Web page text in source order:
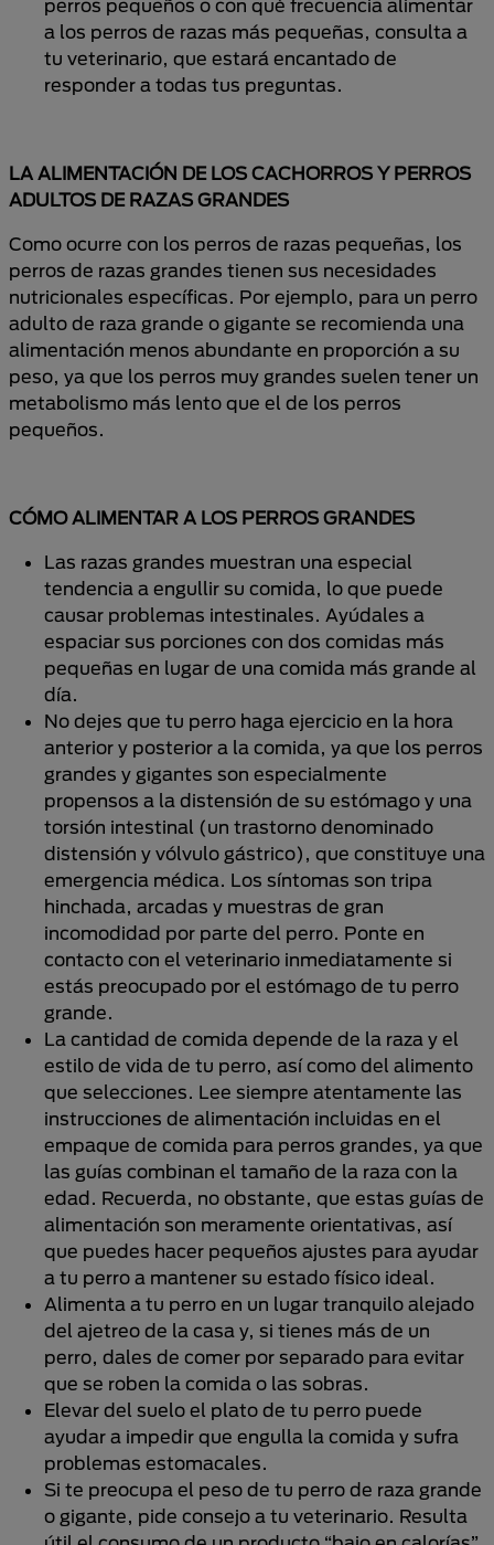
perros pequeños o con qué frecuencia alimentar
a los perros de razas más pequeñas, consulta a
tu veterinario, que estará encantado de
responder a todas tus preguntas.
LA ALIMENTACIÓN DE LOS CACHORROS Y PERROS
ADULTOS DE RAZAS GRANDES
Como ocurre con los perros de razas pequeñas, los
perros de razas grandes tienen sus necesidades
nutricionales específicas. Por ejemplo, para un perro
adulto de raza grande o gigante se recomienda una
alimentación menos abundante en proporción a su
peso, ya que los perros muy grandes suelen tener un
metabolismo más lento que el de los perros
pequeños.
CÓMO ALIMENTAR A LOS PERROS GRANDES
Las razas grandes muestran una especial
tendencia a engullir su comida, lo que puede
causar problemas intestinales. Ayúdales a
espaciar sus porciones con dos comidas más
pequeñas en lugar de una comida más grande al
día.
No dejes que tu perro haga ejercicio en la hora
anterior y posterior a la comida, ya que los perros
grandes y gigantes son especialmente
propensos a la distensión de su estómago y una
torsión intestinal (un trastorno denominado
distensión y vólvulo gástrico), que constituye una
emergencia médica. Los síntomas son tripa
hinchada, arcadas y muestras de gran
incomodidad por parte del perro. Ponte en
contacto con el veterinario inmediatamente si
estás preocupado por el estómago de tu perro
grande.
La cantidad de comida depende de la raza y el
estilo de vida de tu perro, así como del alimento
que selecciones. Lee siempre atentamente las
instrucciones de alimentación incluidas en el
empaque de comida para perros grandes, ya que
las guías combinan el tamaño de la raza con la
edad. Recuerda, no obstante, que estas guías de
alimentación son meramente orientativas, así
que puedes hacer pequeños ajustes para ayudar
a tu perro a mantener su estado físico ideal.
Alimenta a tu perro en un lugar tranquilo alejado
del ajetreo de la casa y, si tienes más de un
perro, dales de comer por separado para evitar
que se roben la comida o las sobras.
Elevar del suelo el plato de tu perro puede
ayudar a impedir que engulla la comida y sufra
problemas estomacales.
Si te preocupa el peso de tu perro de raza grande
o gigante, pide consejo a tu veterinario. Resulta